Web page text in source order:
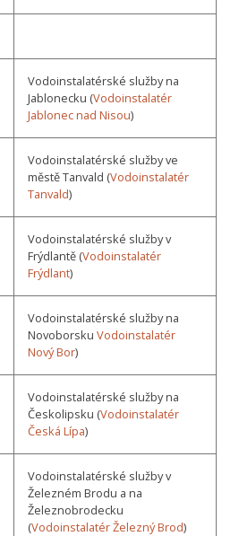
Vodoinstalatérské služby na
Jablonecku (Vodoinstalatér
Jablonec nad Nisou)
Vodoinstalatérské služby ve
městě Tanvald (Vodoinstalatér
Tanvald)
Vodoinstalatérské služby v
Frýdlantě (Vodoinstalatér
Frýdlant)
Vodoinstalatérské služby na
Novoborsku Vodoinstalatér
Nový Bor)
Vodoinstalatérské služby na
Českolipsku (Vodoinstalatér
Česká Lípa)
Vodoinstalatérské služby v
Železném Brodu a na
Železnobrodecku
(Vodoinstalatér Železný Brod)